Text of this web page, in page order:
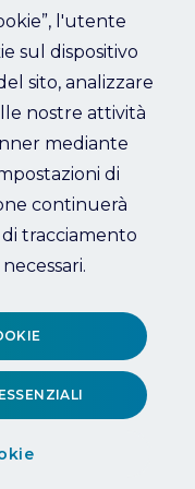
l'utente
sul dispositivo
sito, analizzare
nostre attività
mediante
di
continuerà
tracciamento